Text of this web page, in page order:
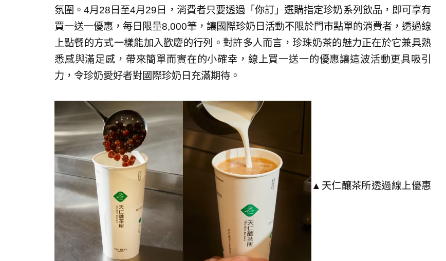
氛圍。4月28日至4月29日，消費者只要透過「你訂」選購指定珍奶系列飲品，即可享有
買一送一優惠，每日限量8,000筆，讓國際珍奶日活動不限於門市點單的消費者，透過線
上點餐的方式一樣能加入歡慶的行列。對許多人而言，珍珠奶茶的魅力正在於它兼具熟
悉感與滿足感，帶來簡單而實在的小確幸，線上買一送一的優惠讓這波活動更具吸引
力，令珍奶愛好者對國際珍奶日充滿期待。
▲天仁釀茶所透過線上優惠